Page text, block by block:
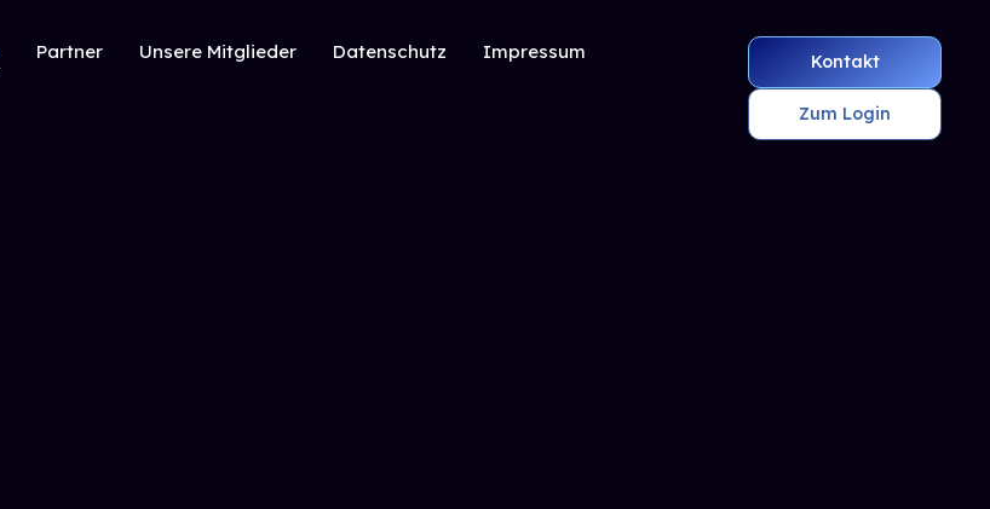
Partner Unsere Mitglieder Datenschutz Impressum Kontakt
Zum Login